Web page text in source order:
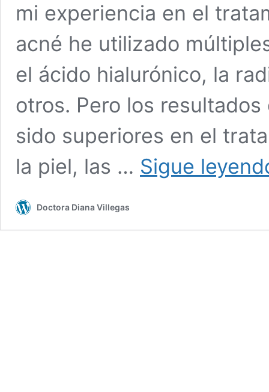
mi experiencia en el
acné he utilizado
el ácido hialurónico, la
otros. Pero los
sido superiores en el
la piel, las … Sigue
Doctora Diana Villegas